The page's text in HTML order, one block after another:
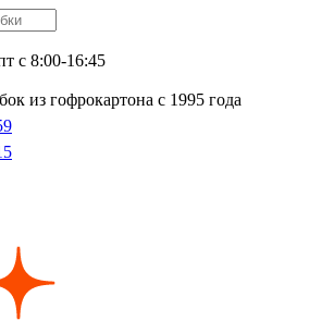
с 8:00-16:45
из гофрокартона с 1995 года